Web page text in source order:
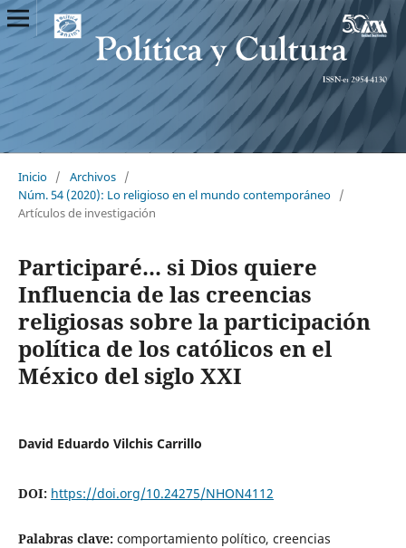
Inicio / Archivos /
Núm. 54 (2020): Lo religioso en el mundo contemporáneo /
Artículos de investigación
Participaré... si Dios quiere
Influencia de las creencias
religiosas sobre la participación
política de los católicos en el
México del siglo XXI
David Eduardo Vilchis Carrillo
DOI: https://doi.org/10.24275/NHON4112
Palabras clave: comportamiento político, creencias